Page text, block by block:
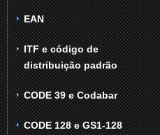
EAN
ITF e código de
distribuição padrão
CODE 39 e Codabar
CODE 128 e GS1-128